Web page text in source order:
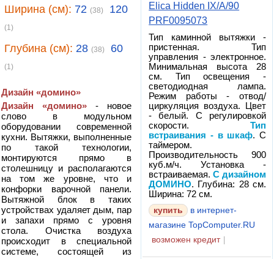
Ширина (см): 72 (38) 120
(1)
Глубина (см): 28 (38) 60
(1)
Дизайн «домино»
Дизайн «домино» - новое
слово в модульном
оборудовании современной
кухни. Вытяжки, выполненные
по такой технологии,
монтируются прямо в
столешницу и располагаются
на том же уровне, что и
конфорки варочной панели.
Вытяжной блок в таких
устройствах удаляет дым, пар
и запахи прямо с уровня
стола. Очистка воздуха
происходит в специальной
системе, состоящей из
Elica Hidden IX/A/90
PRF0095073
Тип каминной вытяжки -
пристенная. Тип
управления - электронное.
Минимальная высота 28
см. Тип освещения -
светодиодная лампа.
Режим работы - отвод/
циркуляция воздуха. Цвет
- белый. С регулировкой
скорости.Тип
встраивания - в шкаф. С
таймером.
Производительность 900
куб.м/ч. Установка -
встраиваемая.С дизайном
ДОМИНО. Глубина: 28 см.
Ширина: 72 см.
купить
в интернет-
магазине TopComputer.RU
возможен кредит